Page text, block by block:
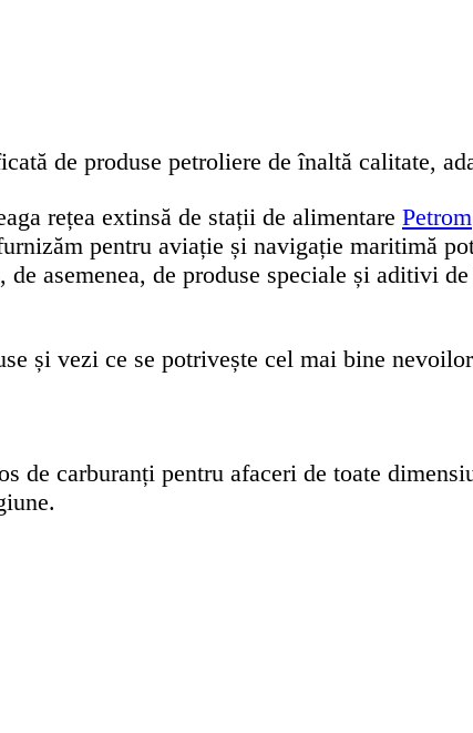
de produse petroliere de înaltă calitate,
rețea extinsă de stații de alimentare Petrom
pentru aviație și navigație maritimă
asemenea, de produse speciale și aditivi
și vezi ce se potrivește cel mai bine
de carburanți pentru afaceri de toate